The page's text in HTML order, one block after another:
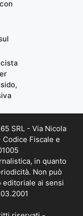
SRL - Via Nicola
Codice Fiscale e
in quanto
Non può
ai sensi